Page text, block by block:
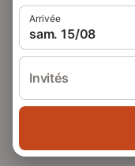
Arrivée
sam. 15/08
Invités